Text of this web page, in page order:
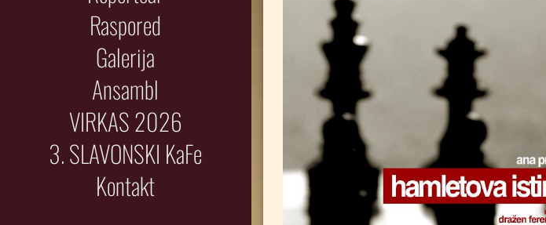
Raspored
Galerija
Ansambl
VIRKAS 2026
3. SLAVONSKI KaFe
Kontakt